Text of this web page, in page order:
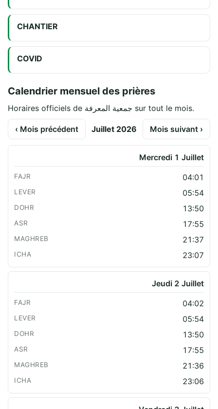
CHANTIER
COVID
Calendrier mensuel des prières
Horaires officiels de جمعية المعرفة sur tout le mois.
‹ Mois précédent Juillet 2026 Mois suivant ›
Mercredi 1 Juillet
04:01
05:54
13:50
17:55
21:37
23:07
Jeudi 2 Juillet
04:02
05:54
13:50
17:55
21:36
23:06